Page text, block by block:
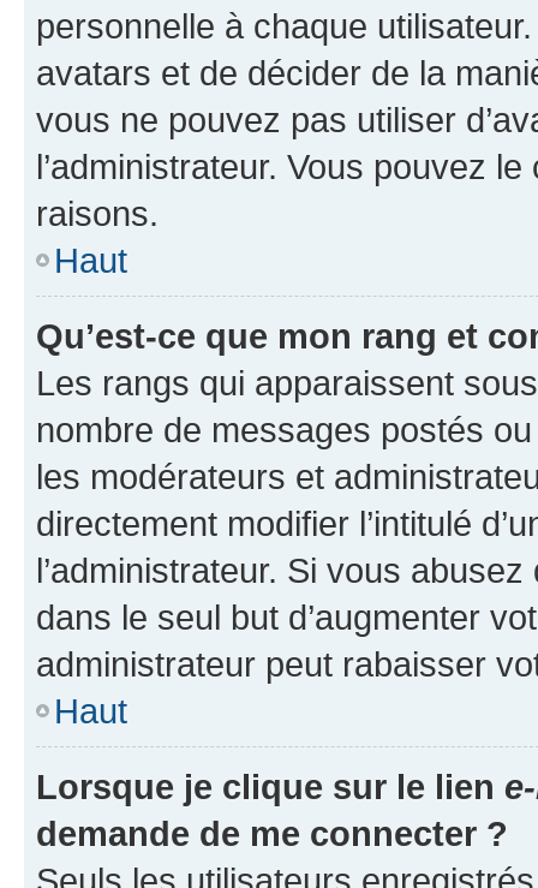
personnelle à chaque utilisateur.
avatars et de décider de la
vous ne pouvez pas utiliser
l’administrateur. Vous pouvez
raisons.
Haut
Qu’est-ce que mon rang et
Les rangs qui apparaissent
nombre de messages postés
les modérateurs et
directement modifier l’intitulé
l’administrateur. Si vous
dans le seul but d’augmenter
administrateur peut rabaisser
Haut
Lorsque je clique sur le lien
demande de me connecter ?